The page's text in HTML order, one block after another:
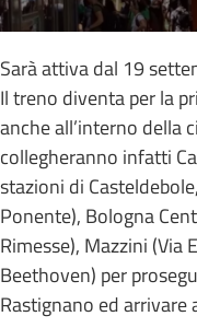
Sarà attiva dal 19
Il treno diventa per la
anche all’interno della
collegheranno infatti
stazioni di
Ponente), Bologna
Rimesse), Mazzini (Via
Beethoven) per
Rastignano ed arrivare